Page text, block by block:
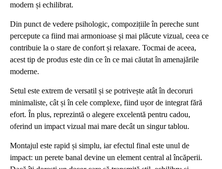
modern și echilibrat.
Din punct de vedere psihologic, compozițiile în pereche sunt
percepute ca fiind mai armonioase și mai plăcute vizual, ceea ce
contribuie la o stare de confort și relaxare. Tocmai de aceea,
acest tip de produs este din ce în ce mai căutat în amenajările
moderne.
Setul este extrem de versatil și se potrivește atât în decoruri
minimaliste, cât și în cele complexe, fiind ușor de integrat fără
efort. În plus, reprezintă o alegere excelentă pentru cadou,
oferind un impact vizual mai mare decât un singur tablou.
Montajul este rapid și simplu, iar efectul final este unul de
impact: un perete banal devine un element central al încăperii.